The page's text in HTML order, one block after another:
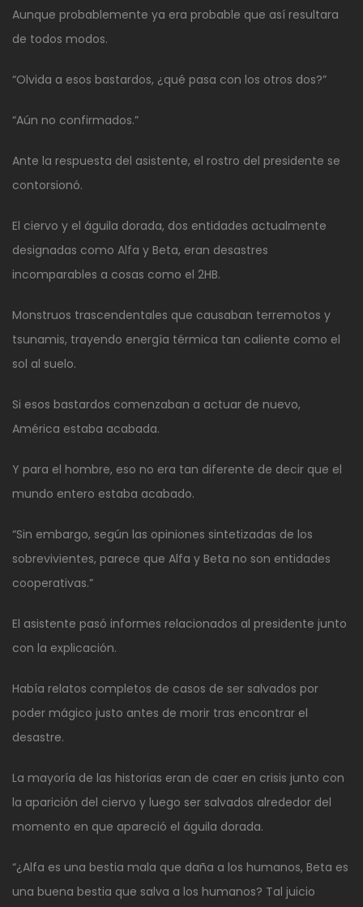
Aunque probablemente ya era probable que así resultara
de todos modos.
“Olvida a esos bastardos, ¿qué pasa con los otros dos?”
“Aún no confirmados.”
Ante la respuesta del asistente, el rostro del presidente se
contorsionó.
El ciervo y el águila dorada, dos entidades actualmente
designadas como Alfa y Beta, eran desastres
incomparables a cosas como el 2HB.
Monstruos trascendentales que causaban terremotos y
tsunamis, trayendo energía térmica tan caliente como el
sol al suelo.
Si esos bastardos comenzaban a actuar de nuevo,
América estaba acabada.
Y para el hombre, eso no era tan diferente de decir que el
mundo entero estaba acabado.
“Sin embargo, según las opiniones sintetizadas de los
sobrevivientes, parece que Alfa y Beta no son entidades
cooperativas.”
El asistente pasó informes relacionados al presidente junto
con la explicación.
Había relatos completos de casos de ser salvados por
poder mágico justo antes de morir tras encontrar el
desastre.
La mayoría de las historias eran de caer en crisis junto con
la aparición del ciervo y luego ser salvados alrededor del
momento en que apareció el águila dorada.
“¿Alfa es una bestia mala que daña a los humanos, Beta es
una buena bestia que salva a los humanos? Tal juicio